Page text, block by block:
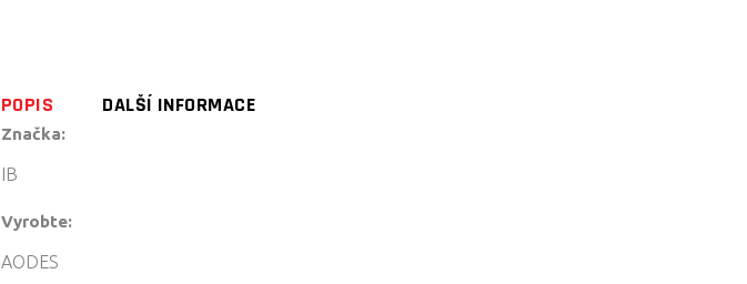
quantity
POPIS DALŠÍ INFORMACE
Značka:
IB
Vyrobte:
AODES